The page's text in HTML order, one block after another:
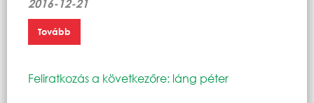
2016-12-21
Tovább
Feliratkozás a következőre: láng péter